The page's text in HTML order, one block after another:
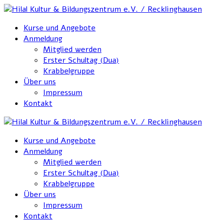
Kurse und Angebote
Anmeldung
Mitglied werden
Erster Schultag (Dua)
Krabbelgruppe
Über uns
Impressum
Kontakt
Kurse und Angebote
Anmeldung
Mitglied werden
Erster Schultag (Dua)
Krabbelgruppe
Über uns
Impressum
Kontakt